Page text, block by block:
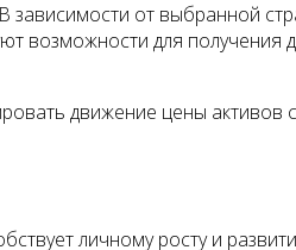
от выбранной
возможности для получения
движение цены
личному росту и